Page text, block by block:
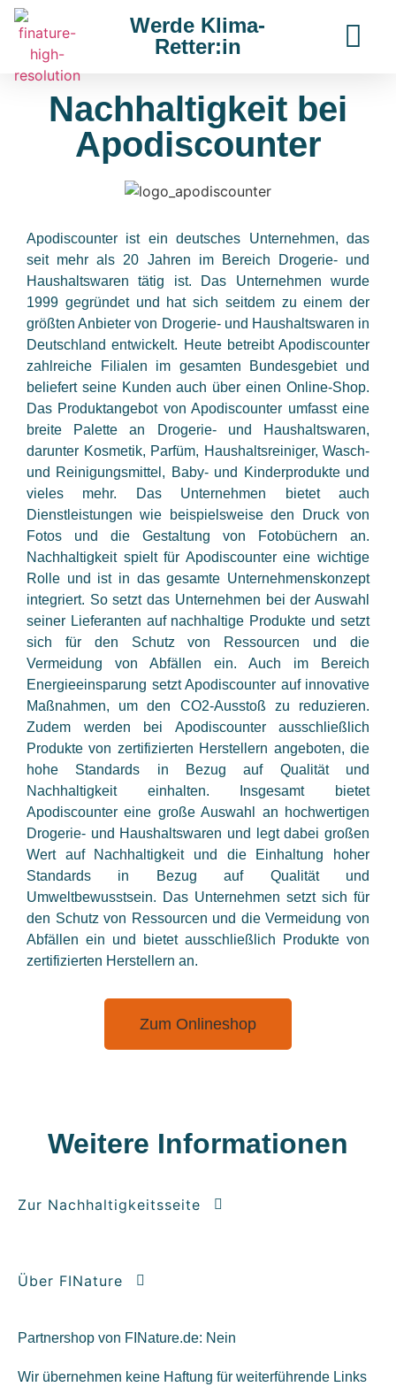
Werde Klima-
Retter:in
Nachhaltigkeit bei
Apodiscounter
Apodiscounter ist ein deutsches Unternehmen, das
seit mehr als 20 Jahren im Bereich Drogerie- und
Haushaltswaren tätig ist. Das Unternehmen wurde
1999 gegründet und hat sich seitdem zu einem der
größten Anbieter von Drogerie- und Haushaltswaren in
Deutschland entwickelt. Heute betreibt Apodiscounter
zahlreiche Filialen im gesamten Bundesgebiet und
beliefert seine Kunden auch über einen Online-Shop.
Das Produktangebot von Apodiscounter umfasst eine
breite Palette an Drogerie- und Haushaltswaren,
darunter Kosmetik, Parfüm, Haushaltsreiniger, Wasch-
und Reinigungsmittel, Baby- und Kinderprodukte und
vieles mehr. Das Unternehmen bietet auch
Dienstleistungen wie beispielsweise den Druck von
Fotos und die Gestaltung von Fotobüchern an.
Nachhaltigkeit spielt für Apodiscounter eine wichtige
Rolle und ist in das gesamte Unternehmenskonzept
integriert. So setzt das Unternehmen bei der Auswahl
seiner Lieferanten auf nachhaltige Produkte und setzt
sich für den Schutz von Ressourcen und die
Vermeidung von Abfällen ein. Auch im Bereich
Energieeinsparung setzt Apodiscounter auf innovative
Maßnahmen, um den CO2-Ausstoß zu reduzieren.
Zudem werden bei Apodiscounter ausschließlich
Produkte von zertifizierten Herstellern angeboten, die
hohe Standards in Bezug auf Qualität und
Nachhaltigkeit einhalten. Insgesamt bietet
Apodiscounter eine große Auswahl an hochwertigen
Drogerie- und Haushaltswaren und legt dabei großen
Wert auf Nachhaltigkeit und die Einhaltung hoher
Standards in Bezug auf Qualität und
Umweltbewusstsein. Das Unternehmen setzt sich für
den Schutz von Ressourcen und die Vermeidung von
Abfällen ein und bietet ausschließlich Produkte von
zertifizierten Herstellern an.
Zum Onlineshop
Weitere Informationen
Zur Nachhaltigkeitsseite
Über FINature
Partnershop von FINature.de: Nein
Wir übernehmen keine Haftung für weiterführende Links